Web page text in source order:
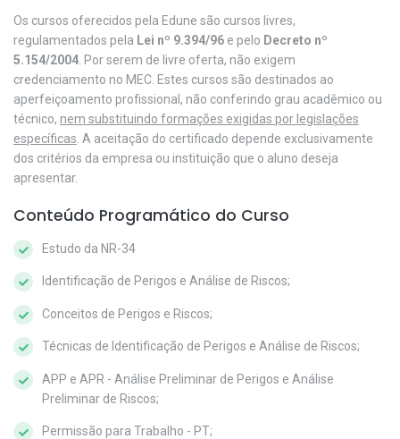
Os cursos oferecidos pela Edune são cursos livres,
regulamentados pela Lei nº 9.394/96 e pelo Decreto nº
5.154/2004 . Por serem de livre oferta, não exigem
credenciamento no MEC. Estes cursos são destinados ao
aperfeiçoamento profissional, não conferindo grau acadêmico ou
técnico, nem substituindo formações exigidas por legislações
específicas . A aceitação do certificado depende exclusivamente
dos critérios da empresa ou instituição que o aluno deseja
apresentar.
Conteúdo Programático do Curso
Estudo da NR-34
Identificação de Perigos e Análise de Riscos;
Conceitos de Perigos e Riscos;
Técnicas de Identificação de Perigos e Análise de Riscos;
APP e APR - Análise Preliminar de Perigos e Análise
Preliminar de Riscos;
Permissão para Trabalho - PT;